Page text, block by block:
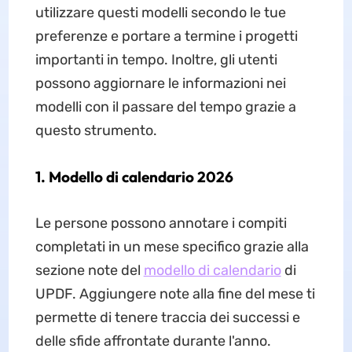
utilizzare questi modelli secondo le tue
preferenze e portare a termine i progetti
importanti in tempo. Inoltre, gli utenti
possono aggiornare le informazioni nei
modelli con il passare del tempo grazie a
questo strumento.
1. Modello di calendario 2026
Le persone possono annotare i compiti
completati in un mese specifico grazie alla
sezione note del modello di calendariodi
UPDF. Aggiungere note alla fine del mese ti
permette di tenere traccia dei successi e
delle sfide affrontate durante l'anno.